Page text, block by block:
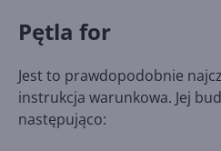
Pętla for
Jest to prawdopodobnie
instrukcja warunkowa. Jej
następująco: